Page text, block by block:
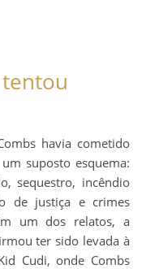
tentou
havia cometido
suposto esquema:
sequestro, incêndio
de justiça e crimes
um dos relatos, a
ter sido levada à
Cudi, onde Combs